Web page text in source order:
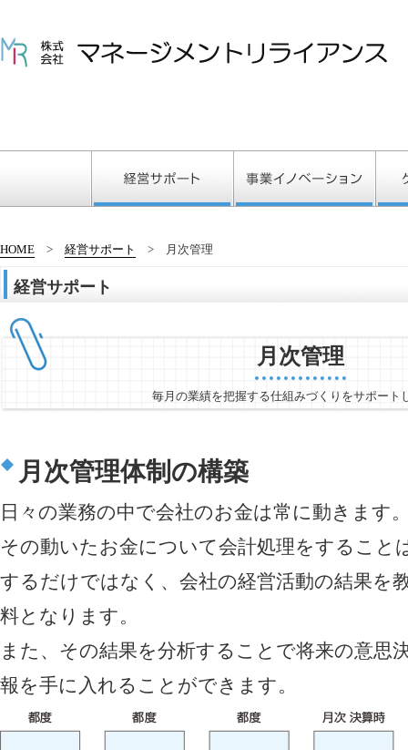
HOME 経営サポート 月次管理
経営サポート
月次管理
毎月の業績を把握する仕組みづくりをサポート
月次管理体制の構築
日々の業務の中で会社のお金は常に動きます
その動いたお金について会計処理をすること
するだけではなく、会社の経営活動の結果を
料となります。
また、その結果を分析することで将来の意思
報を手に入れることができます。